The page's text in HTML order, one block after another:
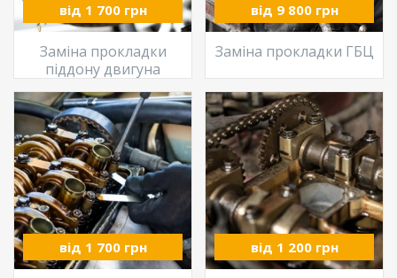
від 1 700 грн
Заміна прокладки
піддону двигуна
від 9 800 грн
Заміна прокладки ГБЦ
від 1 700 грн від 1 200 грн